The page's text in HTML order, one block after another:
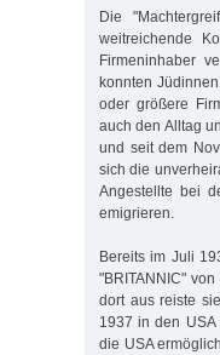
Die
weitreichende
Firmeninhaber
konnten
oder größere
auch den Alltag
und seit dem
sich die
Angestellte bei
emigrieren.
Bereits im Juli
"BRITANNIC"
dort aus reiste
1937 in den
die USA